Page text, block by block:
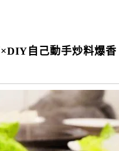
自己動手炒料爆香